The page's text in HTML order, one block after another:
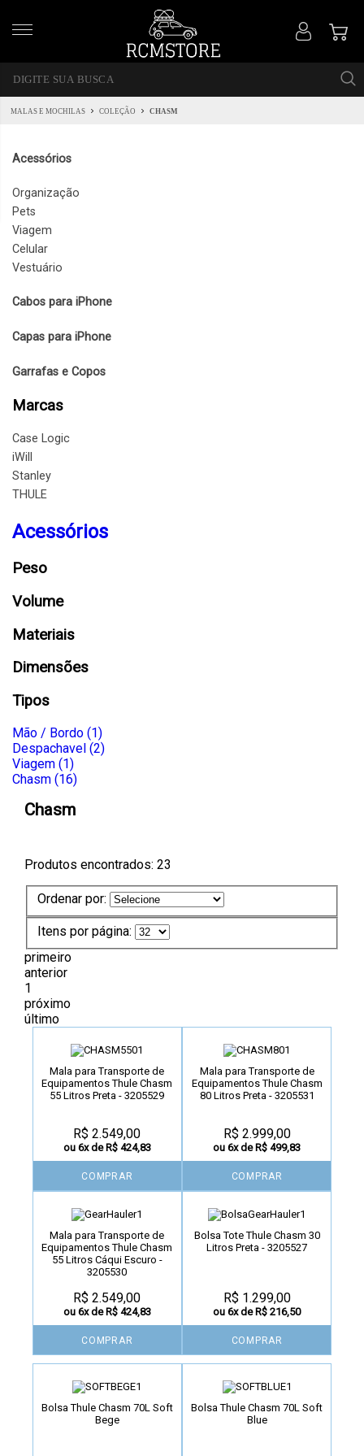
MALAS E MOCHILAS COLEÇÃO CHASM
Acessórios
Organização
Pets
Viagem
Celular
Vestuário
Cabos para iPhone
Capas para iPhone
Garrafas e Copos
Marcas
Case Logic
iWill
Stanley
THULE
Acessórios
Peso
Volume
Materiais
Dimensões
Tipos
Mão / Bordo (1)
Despachavel (2)
Viagem (1)
Chasm (16)
Chasm
Produtos encontrados: 23
Ordenar por:
Itens por página:
primeiro
anterior
1
próximo
último
Mala para Transporte de
Equipamentos Thule Chasm
55 Litros Preta - 3205529
R$ 2.549,00
ou 6x de R$ 424,83
COMPRAR
Mala para Transporte de
Equipamentos Thule Chasm
80 Litros Preta - 3205531
R$ 2.999,00
ou 6x de R$ 499,83
COMPRAR
Mala para Transporte de
Equipamentos Thule Chasm
55 Litros Cáqui Escuro -
3205530
R$ 2.549,00
ou 6x de R$ 424,83
COMPRAR
Bolsa Tote Thule Chasm 30
Litros Preta - 3205527
R$ 1.299,00
ou 6x de R$ 216,50
COMPRAR
Bolsa Thule Chasm 70L Soft
Bege
Bolsa Thule Chasm 70L Soft
Blue